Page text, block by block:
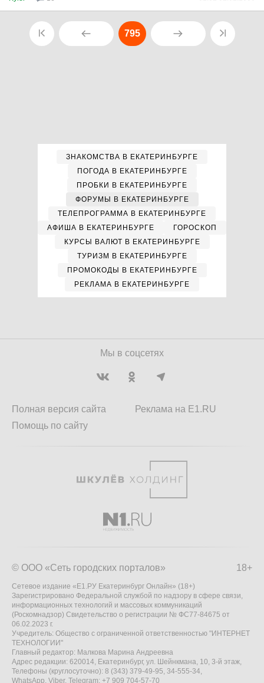
795
ЗНАКОМСТВА В ЕКАТЕРИНБУРГЕ
ПОГОДА В ЕКАТЕРИНБУРГЕ
ПРОБКИ В ЕКАТЕРИНБУРГЕ
ФОРУМЫ В ЕКАТЕРИНБУРГЕ
ТЕЛЕПРОГРАММА В ЕКАТЕРИНБУРГЕ
АФИША В ЕКАТЕРИНБУРГЕ
ГОРОСКОП
КУРСЫ ВАЛЮТ В ЕКАТЕРИНБУРГЕ
ТУРИЗМ В ЕКАТЕРИНБУРГЕ
ПРОМОКОДЫ В ЕКАТЕРИНБУРГЕ
РЕКЛАМА В ЕКАТЕРИНБУРГЕ
Мы в соцсетях
Полная версия сайта
Помощь по сайту
Реклама на E1.RU
18+
© ООО «Сеть городских порталов»
Сетевое издание «Е1.РУ Екатеринбург Онлайн» (18+)
Зарегистрировано Федеральной службой по надзору в сфере связи,
информационных технологий и массовых коммуникаций
(Роскомнадзор) Свидетельство о регистрации № ФС77-84675 от
06.02.2023 г.
Учредитель: Общество с ограниченной ответственностью "ИНТЕРНЕТ
ТЕХНОЛОГИИ"
Главный редактор: Малкова Марина Андреевна
Адрес редакции: 620014, Екатеринбург, ул. Шейнкмана, 10, 3-й этаж,
Телефоны (круглосуточно): 8 (343) 379-49-95, 34-555-34,
WhatsApp, Viber, Telegram: +7 909 704-57-70